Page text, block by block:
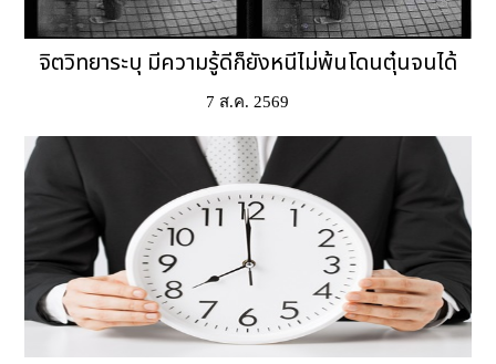
จิตวิทยาระบุ มีความรู้ดีก็ยังหนีไม่พ้นโดนตุ๋นจนได้
7 ส.ค. 2569